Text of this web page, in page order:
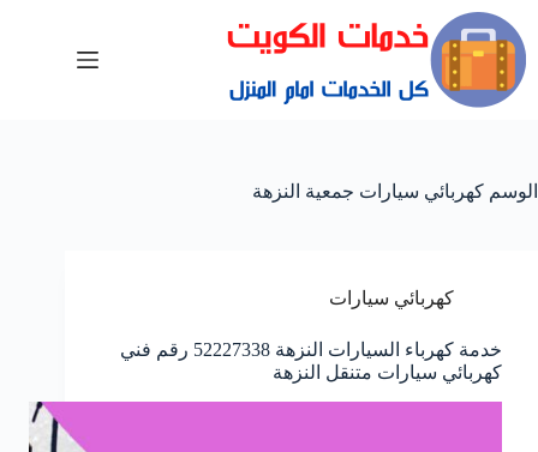
الوسم كهربائي سيارات جمعية النزهة
كهربائي سيارات
خدمة كهرباء السيارات النزهة 52227338 رقم فني
كهربائي سيارات متنقل النزهة